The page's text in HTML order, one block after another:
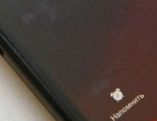
нарастили экспорт:
на 3,6 млн долларов